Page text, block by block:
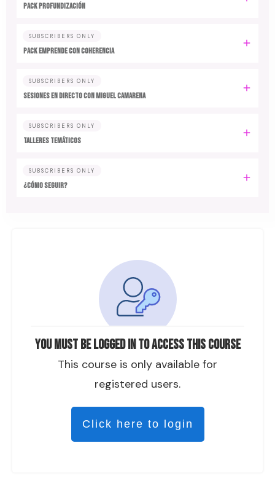
You must be logged in to access this course
This course is only available for
registered users.
Click here to login
PACK PROFUNDIZACIÓN
SUBSCRIBERS ONLY
PACK EMPRENDE CON COHERENCIA
SUBSCRIBERS ONLY
SESIONES EN DIRECTO CON MIGUEL CAMARENA
SUBSCRIBERS ONLY
TALLERES TEMÁTICOS
SUBSCRIBERS ONLY
¿CÓMO SEGUIR?